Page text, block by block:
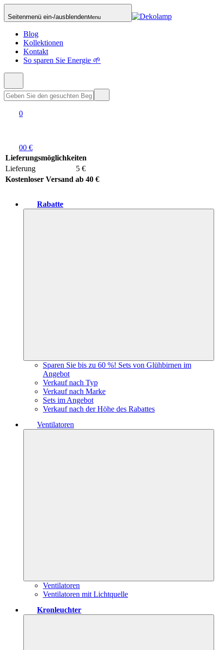
Seitenmenü ein-/ausblendenMenu
Blog
Kollektionen
Kontakt
So sparen Sie Energie 🌱
0
00 €
Lieferungsmöglichkeiten
Lieferung
5 €
Kostenloser Versand ab 40 €
Rabatte
Sparen Sie bis zu 60 %! Sets von Glühbirnen im
Angebot
Verkauf nach Typ
Verkauf nach Marke
Sets im Angebot
Verkauf nach der Höhe des Rabattes
Ventilatoren
Ventilatoren
Ventilatoren mit Lichtquelle
Kronleuchter